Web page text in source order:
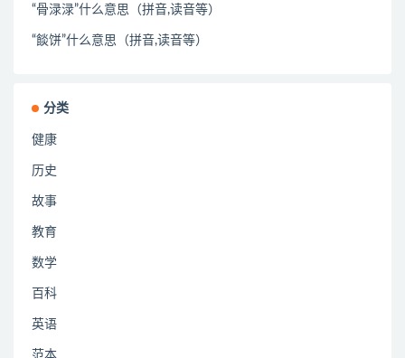
“骨渌渌”什么意思（拼音,读音等）
“餤饼”什么意思（拼音,读音等）
分类
健康
历史
故事
教育
数学
百科
英语
范本